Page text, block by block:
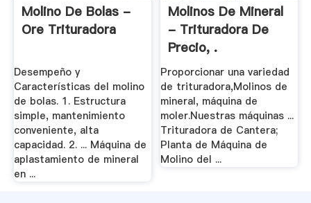
Molino De Bolas -
Ore Trituradora
Desempeño y
Características del molino
de bolas. 1. Estructura
simple, mantenimiento
conveniente, alta
capacidad. 2. ... Máquina de
aplastamiento de mineral
en ...
Molinos De Mineral
- Trituradora De
Precio, .
Proporcionar una variedad
de trituradora,Molinos de
mineral, máquina de
moler.Nuestras máquinas ...
Trituradora de Cantera;
Planta de Máquina de
Molino del ...